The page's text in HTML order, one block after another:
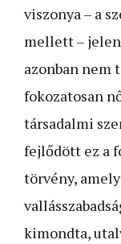
viszonya – a
mellett –
azonban nem
fokozatosan
társadalmi
fejlődött ez a
törvény,
kimondta,